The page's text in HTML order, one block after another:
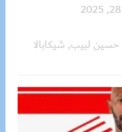
حسين لبيب, شيكابالا